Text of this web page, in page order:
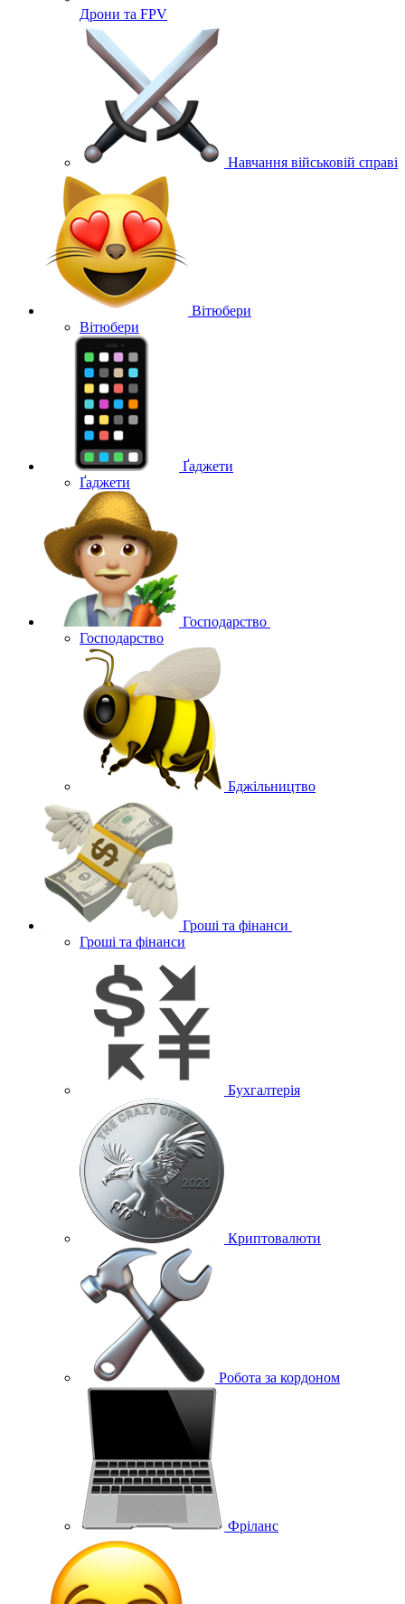
Дрони та FPV
Навчання військовій справі
Вітюбери
Вітюбери
Ґаджети
Ґаджети
Господарство
Господарство
Бджільництво
Гроші та фінанси
Гроші та фінанси
Бухгалтерія
Криптовалюти
Робота за кордоном
Фріланс